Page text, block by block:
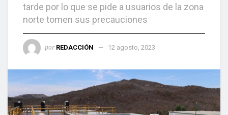
tarde por lo que se pide a usuarios de la zona
norte tomen sus precauciones
por REDACCIÓN 12 agosto, 2023